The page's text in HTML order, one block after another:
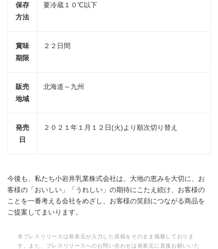
保存
方法
要冷蔵１０℃以下
賞味
期限
２２日間
販売
地域
北海道～九州
発売
日
２０２１年１月１２日(火)より順次切り替え
今後も、私たち小岩井乳業株式会社は、大地の恵みを大切に、お
客様の「おいしい」「うれしい」の期待にこたえ続け、お客様の
ことを一番考える会社をめざし、お客様の笑顔につながる商品を
ご提案してまいります。
本プレスリリースは発表元が入力した原稿をそのまま掲載しておりま
す。また、プレスリリースへのお問い合わせは発表元に直接お願いいた